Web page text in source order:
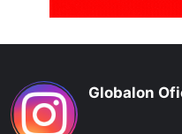
Globalon